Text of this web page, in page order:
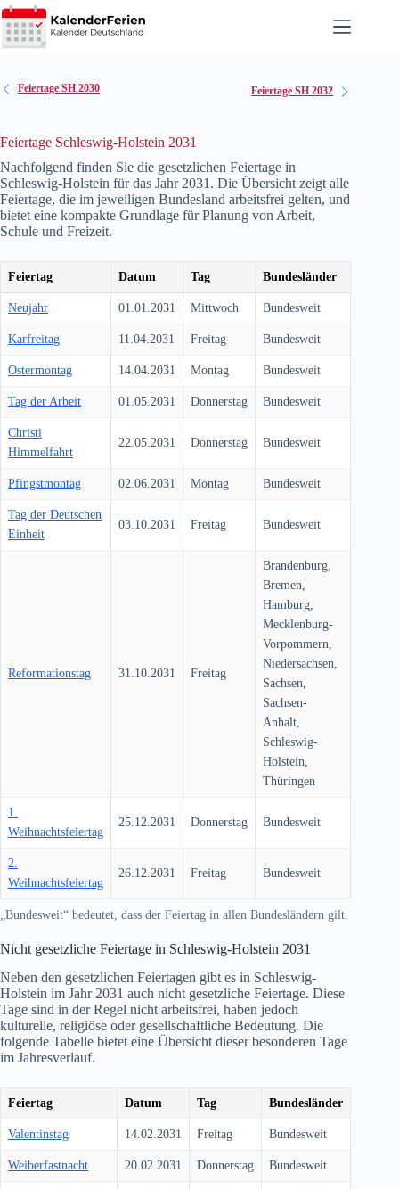
Zum
Inhalt
springen
Feiertage SH 2030 Feiertage SH 2032
Feiertage Schleswig-Holstein 2031
Nachfolgend finden Sie die gesetzlichen Feiertage in
Schleswig-Holstein für das Jahr 2031 . Die Übersicht zeigt alle
Feiertage, die im jeweiligen Bundesland arbeitsfrei gelten, und
bietet eine kompakte Grundlage für Planung von Arbeit,
Schule und Freizeit.
Feiertag Datum Tag Bundesländer
Neujahr 01.01.2031 Mittwoch Bundesweit
Karfreitag 11.04.2031 Freitag Bundesweit
Ostermontag 14.04.2031 Montag Bundesweit
Tag der Arbeit 01.05.2031 Donnerstag Bundesweit
Christi
Himmelfahrt
22.05.2031 Donnerstag Bundesweit
Pfingstmontag 02.06.2031 Montag Bundesweit
Tag der Deutschen
Einheit
03.10.2031 Freitag Bundesweit
Reformationstag 31.10.2031 Freitag
Brandenburg,
Bremen,
Hamburg,
Mecklenburg-
Vorpommern,
Niedersachsen,
Sachsen,
Sachsen-
Anhalt,
Schleswig-
Holstein,
Thüringen
1.
Weihnachtsfeiertag
25.12.2031 Donnerstag Bundesweit
2.
Weihnachtsfeiertag
26.12.2031 Freitag Bundesweit
„Bundesweit“ bedeutet, dass der Feiertag in allen Bundesländern gilt.
Nicht gesetzliche Feiertage in Schleswig-Holstein 2031
Neben den gesetzlichen Feiertagen gibt es in Schleswig-
Holstein im Jahr 2031 auch nicht gesetzliche Feiertage. Diese
Tage sind in der Regel nicht arbeitsfrei, haben jedoch
kulturelle, religiöse oder gesellschaftliche Bedeutung. Die
folgende Tabelle bietet eine Übersicht dieser besonderen Tage
im Jahresverlauf.
Feiertag Datum Tag Bundesländer
Valentinstag 14.02.2031 Freitag Bundesweit
Weiberfastnacht 20.02.2031 Donnerstag Bundesweit